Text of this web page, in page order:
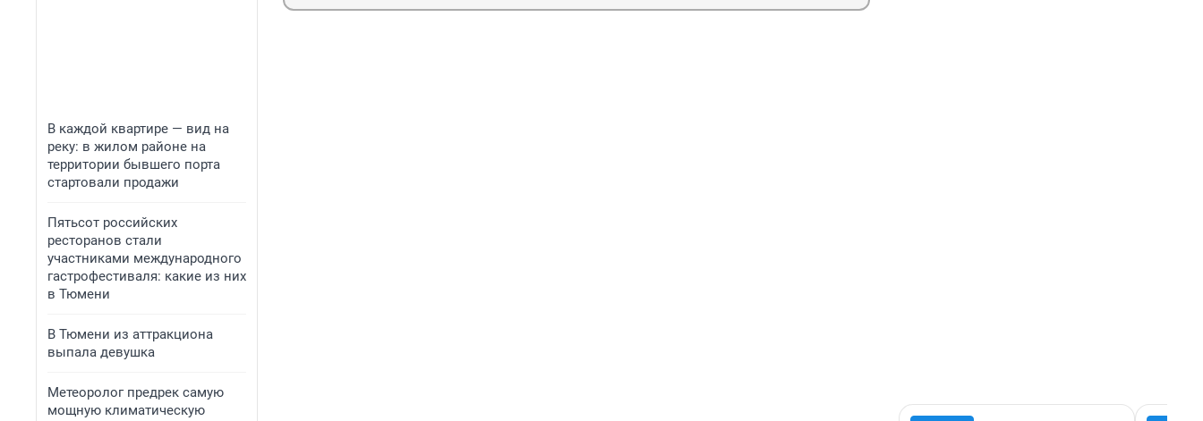
В каждой квартире — вид на
реку: в жилом районе на
территории бывшего порта
стартовали продажи
Пятьсот российских
ресторанов стали
участниками международного
гастрофестиваля: какие из них
в Тюмени
В Тюмени из аттракциона
выпала девушка
Метеоролог предрек самую
мощную климатическую